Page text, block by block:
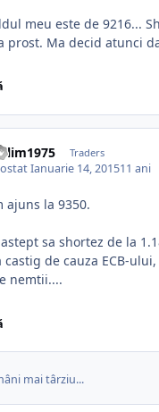
meu este de 9216...
prost. Ma decid atunci
Traders
Ianuarie 14, 201511 ani
ajuns la 9350.
sa shortez de la
castig de cauza ECB-
nemtii....
mai târziu...